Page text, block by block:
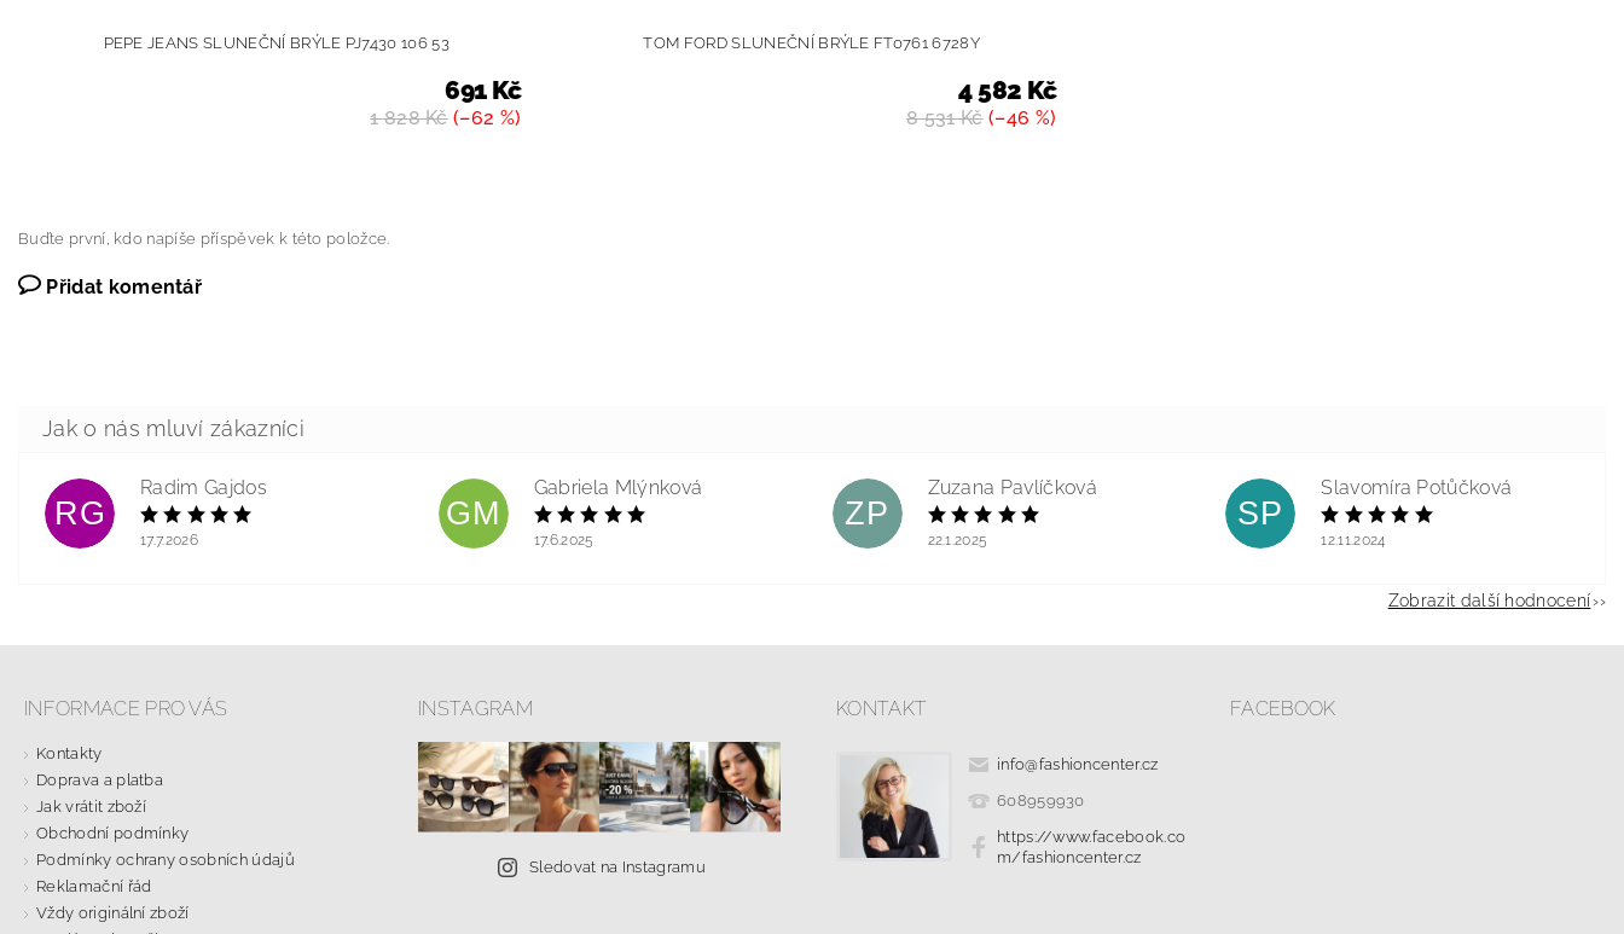
PEPE JEANS SLUNEČNÍ BRÝLE PJ7430 106 53
1 828 Kč(–62 %)
691 Kč
TOM FORD SLUNEČNÍ BRÝLE FT0761 6728Y
8 531 Kč(–46 %)
4 582 Kč
Buďte první, kdo napíše příspěvek k této položce.
Přidat komentář
RG
Radim Gajdos
17.7.2026
GM
Gabriela Mlýnková
17.6.2025
ZP
Zuzana Pavlíčková
22.1.2025
SP
Slavomíra Potůčková
12.11.2024
Zobrazit další hodnocení
INFORMACE PRO VÁS
Kontakty
Doprava a platba
Jak vrátit zboží
Obchodní podmínky
Podmínky ochrany osobních údajů
Reklamační řád
Vždy originální zboží
INSTAGRAM
Sledovat na Instagramu
KONTAKT
info@fashioncenter.cz
608959930
https://www.facebook.co
m/fashioncenter.cz
FACEBOOK